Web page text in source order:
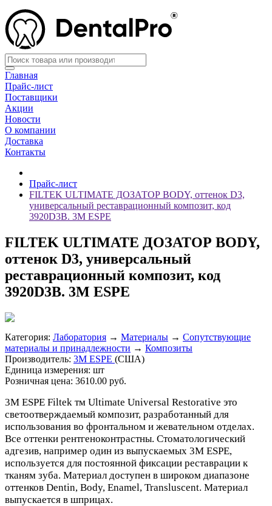
Главная
Прайс-лист
Поставщики
Акции
Новости
О компании
Доставка
Контакты
Прайс-лист
FILTEK ULTIMATE ДОЗАТОР BODY, оттенок D3,
универсальный реставрационный композит, код
3920D3B. 3М ESPE
FILTEK ULTIMATE ДОЗАТОР BODY,
оттенок D3, универсальный
реставрационный композит, код
3920D3B. 3М ESPE
Категория: Лаборатория → Материалы → Сопутствующие
материалы и принадлежности → Композиты
Производитель: 3M ESPE (США)
Единица измерения: шт
Розничная цена: 3610.00 руб.
3M ESPE Filtek тм Ultimate Universal Restorative это
светоотверждаемый композит, разработанный для
использования во фронтальном и жевательном отделах.
Все оттенки рентгеноконтрастны. Стоматологический
адгезив, например один из выпускаемых 3M ESPE,
используется для постоянной фиксации реставрации к
тканям зуба. Материал доступен в широком диапазоне
оттенков Dentin, Body, Enamel, Transluscent. Материал
выпускается в шприцах.